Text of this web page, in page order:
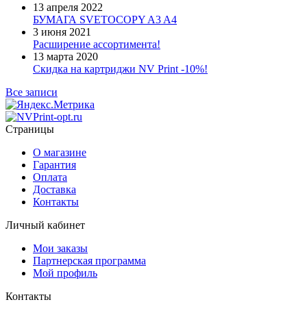
13 апреля 2022
БУМАГА SVETOCOPY A3 A4
3 июня 2021
Расширение ассортимента!
13 марта 2020
Скидка на картриджи NV Print -10%!
Все записи
Страницы
О магазине
Гарантия
Оплата
Доставка
Контакты
Личный кабинет
Мои заказы
Партнерская программа
Мой профиль
Контакты